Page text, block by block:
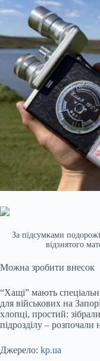
За підсумками
відзнятого
Можна зробити внесок
“Хащі” мають
для військових на
хлопці, простий:
підрозділу – розпочали
Джерело: kp.ua